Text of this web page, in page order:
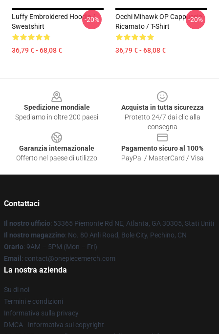
Luffy Embroidered Hoodie /
Sweatshirt
36,79 € - 68,08 €
-20%
Occhi Mihawk OP Cappuccio
Ricamato / T-Shirt
36,79 € - 68,08 €
-20%
Spedizione mondiale
Spediamo in oltre 200 paesi
Acquista in tutta sicurezza
Protetto 24/7 dai clic alla
consegna
Garanzia internazionale
Offerto nel paese di utilizzo
Pagamento sicuro al 100%
PayPal / MasterCard / Visa
Contattaci
Il nostro ufficio: 53365 Piemonte Rd NE, Atlanta, GA 30305, Stati Uniti
Il nostro magazzino: No. 80 Anli Road, Bole City, Pechino, CN
Orario: 9AM – 5PM (Mon – Fri)
Email : contact@onepiecemerch.com
La nostra azienda
Su di noi
Termini e condizioni
Informativa sulla privacy
DMCA - Informativa sul copyright